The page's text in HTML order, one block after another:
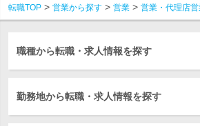
転職TOP 営業から探す 営業 営業・代理店
職種から転職・求人情報を探す
勤務地から転職・求人情報を探す